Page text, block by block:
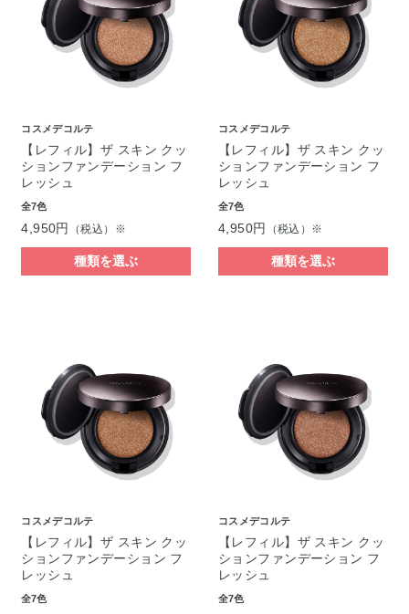
コスメデコルテ
【レフィル】ザ スキン クッ
ションファンデーション フ
レッシュ
全7色
4,950円 （税込）※
種類を選ぶ
コスメデコルテ
【レフィル】ザ スキン クッ
ションファンデーション フ
レッシュ
全7色
4,950円 （税込）※
種類を選ぶ
コスメデコルテ
【レフィル】ザ スキン クッ
ションファンデーション フ
レッシュ
全7色
コスメデコルテ
【レフィル】ザ スキン クッ
ションファンデーション フ
レッシュ
全7色